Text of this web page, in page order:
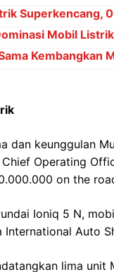
Superkencang,
Mobil
Kembangkan
dan keunggulan
Operating
on the
Ioniq 5 N,
Auto
lima